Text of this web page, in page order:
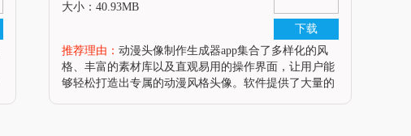
下载
大小：40.93MB
推荐理由： 动漫头像制作生成器app集合了多样化的风
格、丰富的素材库以及直观易用的操作界面，让用户能
够轻松打造出专属的动漫风格头像。软件提供了大量的